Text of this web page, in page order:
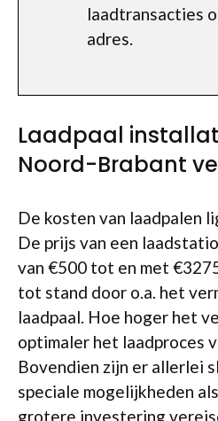
laadtransacties
adres.
Laadpaal
Noord-Brabant
De kosten van laadpalen
De prijs van een
van €500 tot en met
tot stand door o.a. het
laadpaal. Hoe hoger het
optimaler het laadproces
Bovendien zijn er allerlei
speciale mogelijkheden
grotere investering